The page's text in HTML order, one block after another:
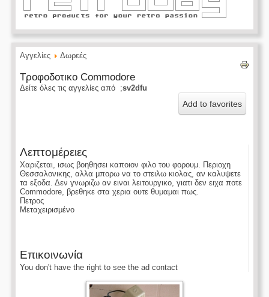
Αγγελίες Δωρεές
Τροφοδοτικο Commodore
Δείτε όλες τις αγγελίες από ;sv2dfu
Add to favorites
Λεπτομέρειες
Χαριζεται, ισως βοηθησει καποιον φιλο του φορουμ. Περιοχη
Θεσσαλονικης, αλλα μπορω να το στειλω κιολας, αν καλυψετε
τα εξοδα. Δεν γνωριζω αν ειναι λειτουργικο, γιατι δεν ειχα ποτε
Commodore, βρεθηκε στα χερια ουτε θυμαμαι πως.
Πετρος
Μεταχειρισμένο
Επικοινωνία
You don't have the right to see the ad contact